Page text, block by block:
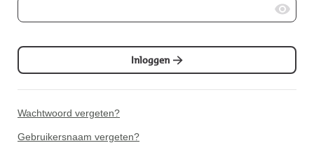
Inloggen
Wachtwoord vergeten?
Gebruikersnaam vergeten?